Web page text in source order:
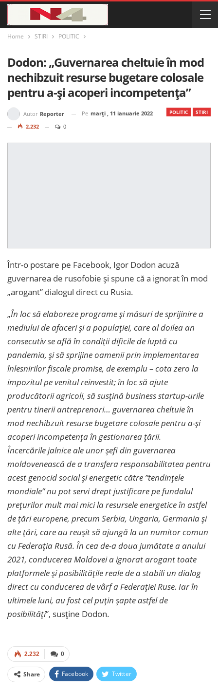
Home STIRI POLITIC
Dodon: „Guvernarea cheltuie în mod
nechibzuit resurse bugetare colosale
pentru a-şi acoperi incompetenţa”
POLITIC STIRI
Autor Reporter Pe marți , 11 ianuarie 2022
2.232
0
Într-o postare pe Facebook, Igor Dodon acuză
guvernarea de rusofobie și spune că a ignorat în mod
„arogant” dialogul direct cu Rusia.
„În loc să elaboreze programe și măsuri de sprijinire a
mediului de afaceri și a populației, care al doilea an
consecutiv se află în condiții dificile de luptă cu
pandemia, și să sprijine oamenii prin implementarea
înlesnirilor fiscale promise, de exemplu – cota zero la
impozitul pe venitul reinvestit; în loc să ajute
producătorii agricoli, să susţină business startup-urile
pentru tinerii antreprenori… guvernarea cheltuie în
mod nechibzuit resurse bugetare colosale pentru a-şi
acoperi incompetenţa în gestionarea ţării.
Încercările jalnice ale unor şefi din guvernarea
moldovenească de a transfera responsabilitatea pentru
acest genocid social şi energetic către ”tendințele
mondiale” nu pot servi drept justificare pe fundalul
preţurilor mult mai mici la resursele energetice în astfel
de ţări europene, precum Serbia, Ungaria, Germania şi
alte ţări, care au reuşit să ajungă la un numitor comun
cu Federaţia Rusă. În cea de-a doua jumătate a anului
2021, conducerea Moldovei a ignorat arogant toate
platformele şi posibilitățile reale de a stabili un dialog
direct cu conducerea de vârf a Federaţiei Ruse. Iar în
ultimele luni, au fost cel puţin şapte astfel de
posibilități”, susține Dodon.
0
2.232
Share Facebook Twitter